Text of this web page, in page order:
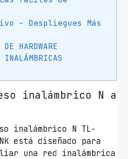
– Despliegues Más
HARDWARE
INALÁMBRICAS
inalámbrico N a
inalámbrico N TL-
está diseñado para
una red inalámbrica